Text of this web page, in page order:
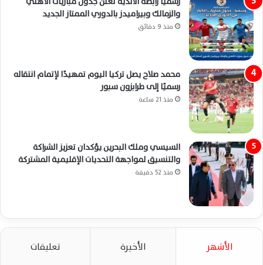
والزمالك وبيراميدز بالدوري الممتاز الجديد
منذ 9 دقائق
محمد صلاح يصل تركيا اليوم تمهيدًا لإتمام انتقاله
رسميًا إلى طرابزون سبور
منذ 21 ساعة
السيسي وملك البحرين يؤكدان تعزيز الشراكة
والتنسيق لمواجهة التحديات الإقليمية المشتركة
منذ 52 دقيقة
الأشهر الأخيرة تعليقات